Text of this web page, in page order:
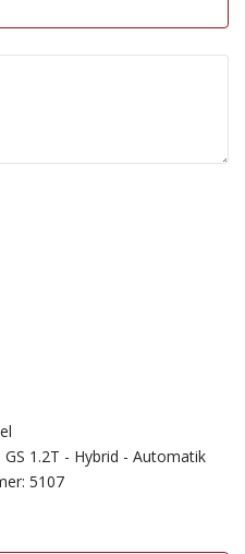
GS 1.2T - Hybrid - Automatik
5107